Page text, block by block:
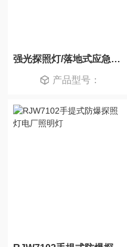
强光探照灯/落地式应急灯磁力检修灯
产品型号：